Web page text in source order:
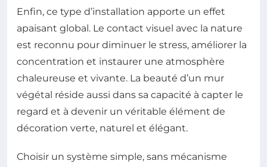
Enfin, ce type d’installation apporte un effet
apaisant global. Le contact visuel avec la nature
est reconnu pour diminuer le stress, améliorer la
concentration et instaurer une atmosphère
chaleureuse et vivante. La beauté d’un mur
végétal réside aussi dans sa capacité à capter le
regard et à devenir un véritable élément de
décoration verte, naturel et élégant.
Choisir un système simple, sans mécanisme